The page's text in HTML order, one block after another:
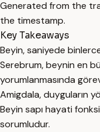
Generated from the
the timestamp.
Key Takeaways
Beyin, saniyede
Serebrum, beynin en
yorumlanmasında
Amigdala, duyguların
Beyin sapı hayati
sorumludur.